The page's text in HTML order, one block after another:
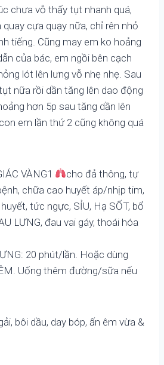
chưa vỗ thấy tụt nhanh quá,
cựa quạy nữa, chỉ rên nhỏ
tiếng. Cũng may em ko hoảng
của bác, em ngồi bên cạch
lót lên lưng vỗ nhẹ nhẹ. Sau
nữa rồi dần tăng lên dao động
hơn 5p sau tăng dần lên
em lần thứ 2 cũng không quá
VÀNG1
cho đả thông, tự
chữa cao huyết áp/nhịp tim,
tức ngực, SỈU, Hạ SỐT, bổ
LƯNG, đau vai gáy, thoái hóa
20 phút/lần. Hoặc dùng
Uống thêm đường/sữa nếu
bôi dầu, day bóp, ấn êm vừa &